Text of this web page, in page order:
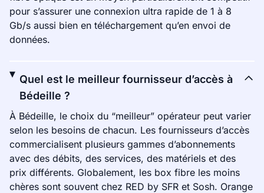
pour s’assurer une connexion ultra rapide de 1 à 8
Gb/s aussi bien en téléchargement qu’en envoi de
données.
Quel est le meilleur fournisseur d’accès à
Bédeille ?
À Bédeille, le choix du “meilleur” opérateur peut varier
selon les besoins de chacun. Les fournisseurs d’accès
commercialisent plusieurs gammes d’abonnements
avec des débits, des services, des matériels et des
prix différents. Globalement, les box fibre les moins
chères sont souvent chez RED by SFR et Sosh. Orange